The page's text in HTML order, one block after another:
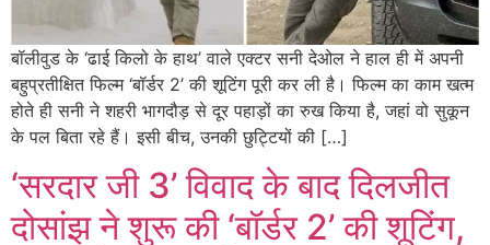
बॉलीवुड के ‘ढाई किलो के हाथ’ वाले एक्टर सनी देओल ने हाल ही में अपनी
बहुप्रतीक्षित फिल्म ‘बॉर्डर 2’ की शूटिंग पूरी कर ली है। फिल्म का काम खत्म
होते ही सनी ने शहरी भागदौड़ से दूर पहाड़ों का रुख किया है, जहां वो सुकून
के पल बिता रहे हैं। इसी बीच, उनकी छुट्टियों की […]
‘सरदार जी 3’ विवाद के बाद दिलजीत
दोसांझ ने शुरू की ‘बॉर्डर 2’ की शूटिंग,